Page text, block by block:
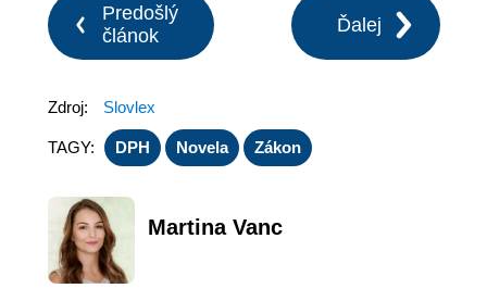
Predošlý
článok
Ďalej
Zdroj: Slovlex
TAGY: DPH Novela Zákon
Martina Vanc